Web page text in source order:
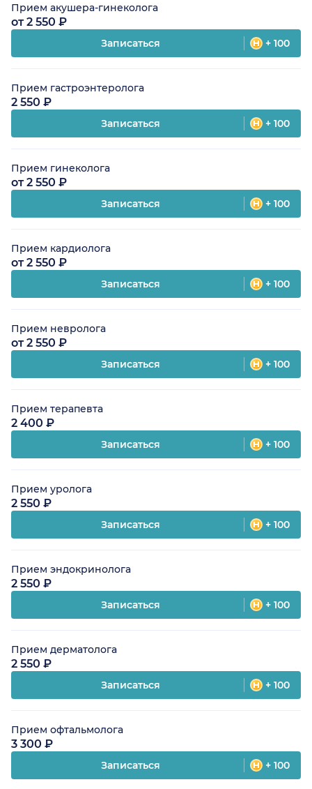
Прием акушера-гинеколога
от 2 550 ₽
Записаться + 100
Прием гастроэнтеролога
2 550 ₽
Записаться + 100
Прием гинеколога
от 2 550 ₽
Записаться + 100
Прием кардиолога
от 2 550 ₽
Записаться + 100
Прием невролога
от 2 550 ₽
Записаться + 100
Прием терапевта
2 400 ₽
Записаться + 100
Прием уролога
2 550 ₽
Записаться + 100
Прием эндокринолога
2 550 ₽
Записаться + 100
Прием дерматолога
2 550 ₽
Записаться + 100
Прием офтальмолога
3 300 ₽
Записаться + 100